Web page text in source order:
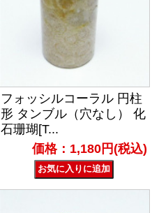
フォッシルコーラル 円柱
形 タンブル（穴なし） 化
石珊瑚[T...
価格：1,180円(税込)